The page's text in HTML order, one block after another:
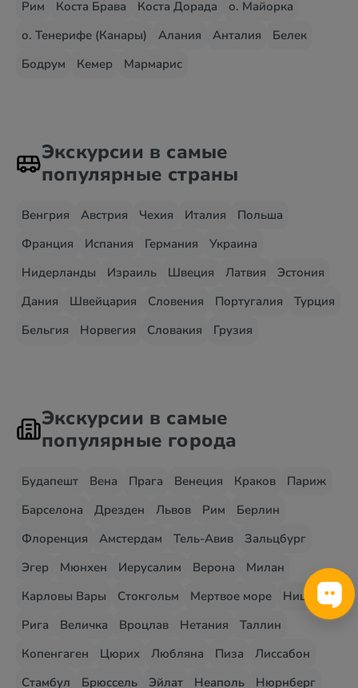
Рим
Коста Брава Коста Дорада
о. Майорка
о. Тенерифе (Канары)
Алания Анталия
Белек
Бодрум
Кемер Мармарис
Экскурсии в самые
популярные страны
Венгрия Австрия Чехия Италия
Польша
Франция
Испания Германия
Украина
Нидерланды
Израиль Швеция Латвия
Эстония
Дания
Швейцария Словения Португалия
Турция
Бельгия
Норвегия Словакия Грузия
Экскурсии в самые
популярные города
Будапешт Вена Прага Венеция Краков
Париж
Барселона
Дрезден Львов Рим
Берлин
Флоренция
Амстердам Тель-Авив
Зальцбург
Эгер
Мюнхен Иерусалим Верона
Милан
Карловы Вары
Стокгольм Мертвое море
Ницца
Рига
Величка Вроцлав Нетания
Таллин
Копенгаген
Цюрих Любляна Пиза
Лиссабон
Стамбул
Брюссель Эйлат Неаполь Нюрнберг